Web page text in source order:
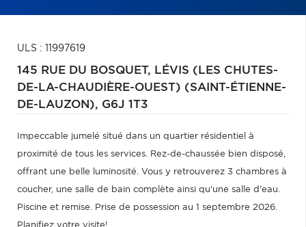
ULS : 11997619
145 RUE DU BOSQUET, LÉVIS (LES CHUTES-
DE-LA-CHAUDIÈRE-OUEST) (SAINT-ÉTIENNE-
DE-LAUZON), G6J 1T3
Impeccable jumelé situé dans un quartier résidentiel à
proximité de tous les services. Rez-de-chaussée bien disposé,
offrant une belle luminosité. Vous y retrouverez 3 chambres à
coucher, une salle de bain complète ainsi qu'une salle d'eau.
Piscine et remise. Prise de possession au 1 septembre 2026.